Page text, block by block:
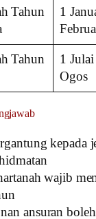
Tahun
1
Tahun
1
Ogos
kepada
wajib
ansuran